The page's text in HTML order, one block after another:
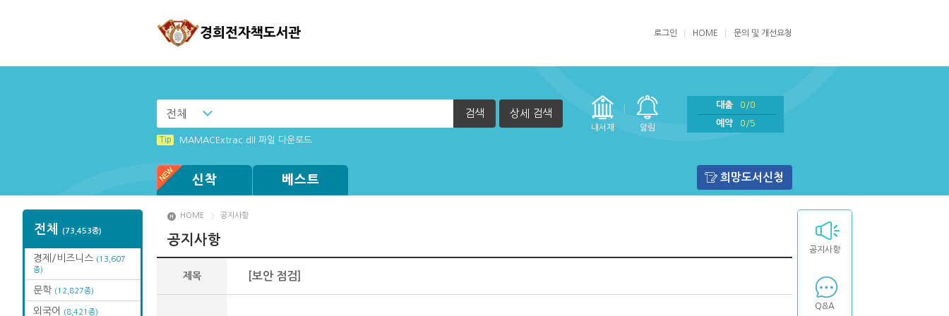
로그인 HOME 문의 및 개선요청
전체 검색 상세 검색
내서재 알림
대출
0/0
예약
0/5
Tip MAMACExtrac.dll 파일 다운로드
신착 베스트 희망도서신청
전체 (73,453종)
경제/비즈니스 (13,607
종)
문학 (12,827종)
외국어 (8,421종)
공지사항
Q&A
HOME 공지사항
공지사항
제목 [보안 점검]